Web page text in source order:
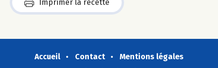
Imprimer la recette
Accueil Contact
Mentions légales